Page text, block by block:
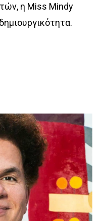
η Miss Mindy